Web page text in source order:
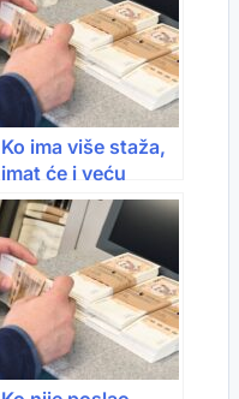
Ko ima više staža,
imat će i veću
penziju: Evo kako
se mijenjaju penzije